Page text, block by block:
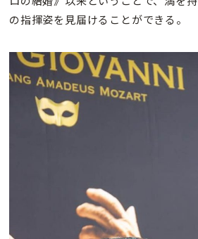
の指揮姿を見届けることができる。